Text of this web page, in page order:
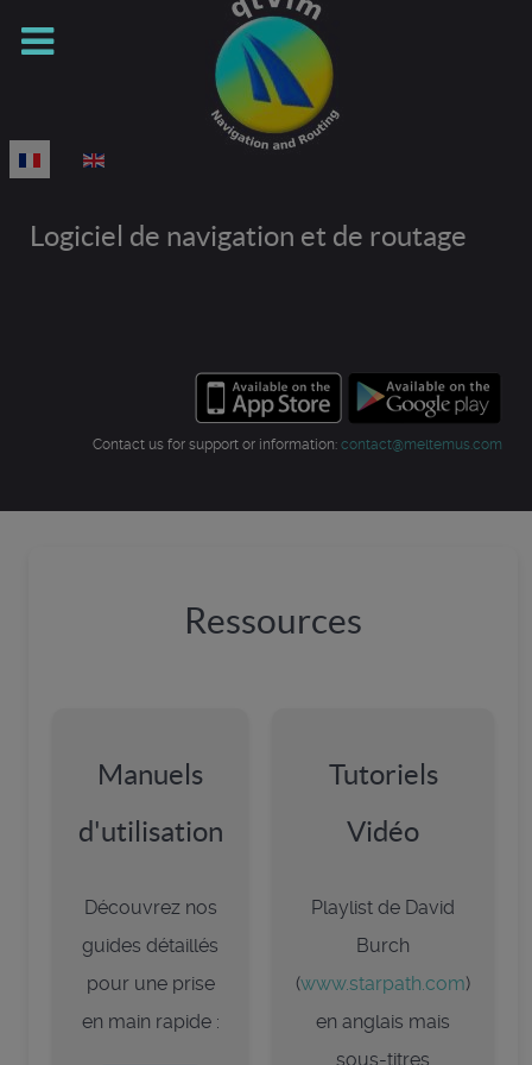
Sélectionnez votre langue
Logiciel de navigation et de routage
Contact us for support or information: contact@meltemus.com
Ressources
Manuels
d'utilisation
Découvrez nos
guides détaillés
pour une prise
en main rapide :
Tutoriels
Vidéo
Playlist de David
Burch
(www.starpath.com)
en anglais mais
sous-titres